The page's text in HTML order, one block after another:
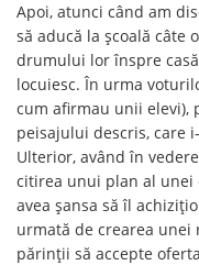
Apoi, atunci când am
să aducă la școală câte
drumului lor înspre
locuiesc. În urma
cum afirmau unii elevi),
peisajului descris, care
Ulterior, având în
citirea unui plan al unei
avea șansa să îl
urmată de crearea unei
părinții să accepte